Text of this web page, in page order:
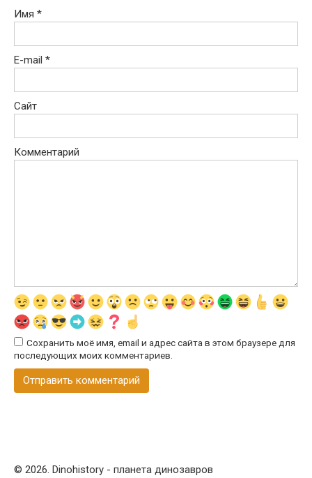
Имя *
E-mail *
Сайт
Комментарий
Сохранить моё имя, email и адрес сайта в этом браузере для
последующих моих комментариев.
© 2026. Dinohistory - планета динозавров